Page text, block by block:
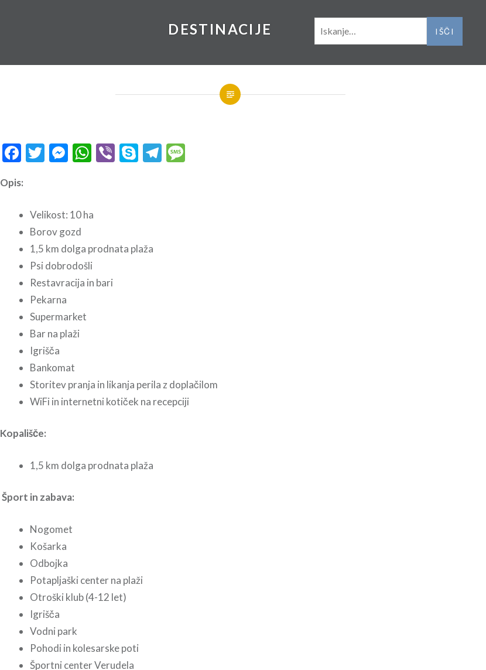
DESTINACIJE
Facebook
Twitter
Messenger
WhatsApp
ViberSkypeTelegram
Opis:
Velikost: 10 ha
Borov gozd
1,5 km dolga prodnata plaža
Psi dobrodošli
Restavracija in bari
Pekarna
Supermarket
Bar na plaži
Igrišča
Bankomat
Storitev pranja in likanja perila z doplačilom
WiFi in internetni kotiček na recepciji
Kopališče:
1,5 km dolga prodnata plaža
Šport in zabava:
Nogomet
Košarka
Odbojka
Potapljaški center na plaži
Otroški klub (4-12 let)
Igrišča
Vodni park
Pohodi in kolesarske poti
Športni center Verudela